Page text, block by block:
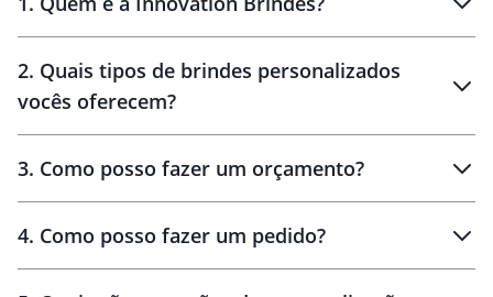
Brindes personalizados
2. Quais tipos de brindes personalizados
vocês oferecem?
personalizados
3. Como posso fazer um orçamento?
4. Como posso fazer um pedido?